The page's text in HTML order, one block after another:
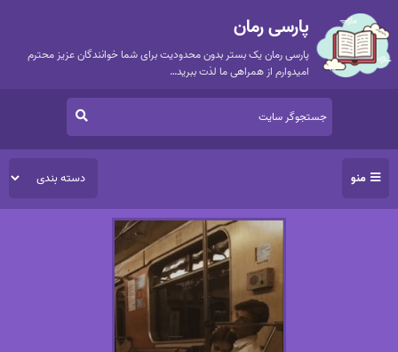
پارسی رمان
پارسی رمان یک بستر بدون محدودیت برای شما خوانندگان عزیز محترم
امیدوارم از همراهی ما لذت ببرید…
منو